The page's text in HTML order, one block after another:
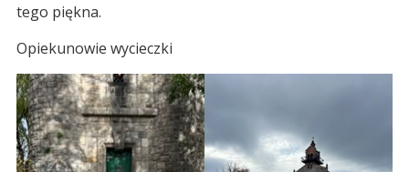
tego piękna.
Opiekunowie wycieczki